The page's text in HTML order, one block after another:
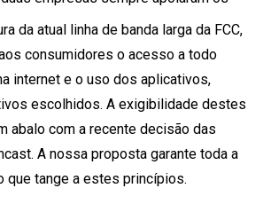
da atual linha de banda larga da FCC,
consumidores o acesso a todo
internet e o uso dos aplicativos,
escolhidos. A exigibilidade destes
abalo com a recente decisão das
A nossa proposta garante toda a
que tange a estes princípios.